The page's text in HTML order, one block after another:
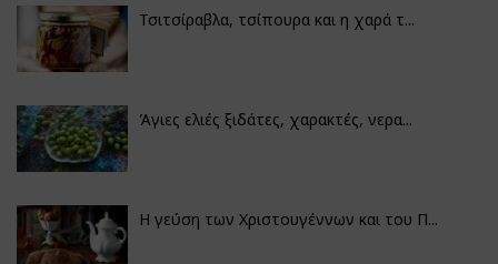
Τσιτσίραβλα, τσίπουρα και η χαρά τ...
Άγιες ελιές ξιδάτες, χαρακτές, νερα...
Η γεύση των Χριστουγέννων και του Π...